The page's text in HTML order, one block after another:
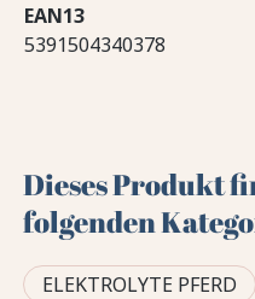
EAN13
5391504340378
Dieses Produkt
folgenden
ELEKTROLYTE PFERD